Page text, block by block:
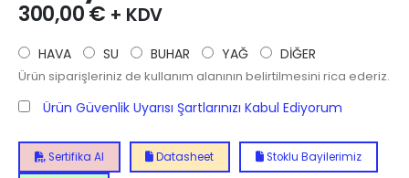
300,00€ + KDV
HAVA SU BUHAR YAĞ DİĞER
Ürün siparişleriniz de kullanım alanının belirtilmesini rica ederiz.
Ürün Güvenlik Uyarısı Şartlarınızı Kabul Ediyorum
Sertifika Al Datasheet Stoklu Bayilerimiz